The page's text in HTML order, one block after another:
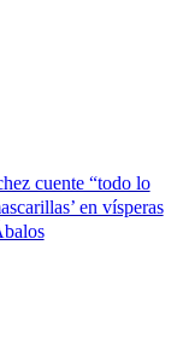
cuente “todo lo
en vísperas